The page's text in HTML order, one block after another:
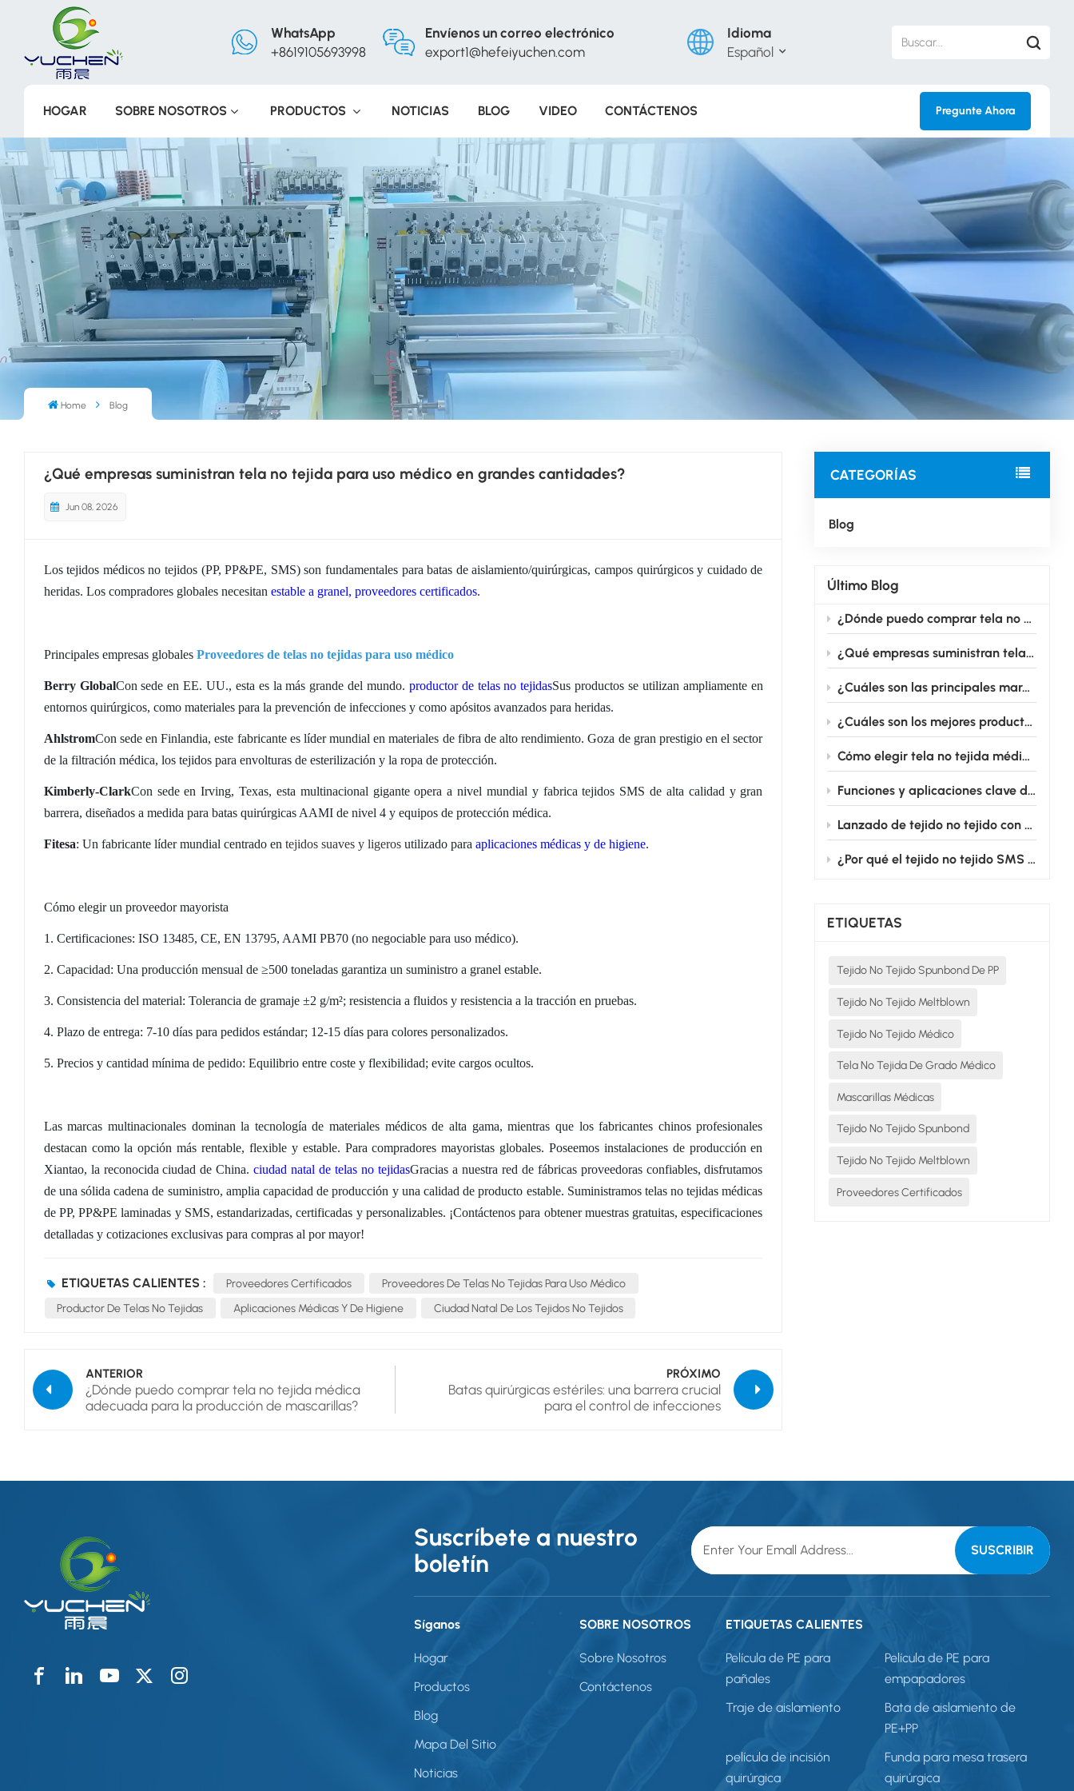
WhatsApp
+8619105693998
Envíenos un correo electrónico
export1@hefeiyuchen.com
Idioma
Español
English
عربي
HOGAR SOBRE NOSOTROS PRODUCTOS NOTICIAS BLOG VIDEO CONTÁCTENOS Pregunte Ahora
Home Blog
CATEGORÍAS
Blog
Último Blog
¿Dónde puedo comprar tela no tejida médica adecuada para la producción de mascarillas?
¿Qué empresas suministran tela no tejida para uso médico en grandes cantidades?
¿Cuáles son las principales marcas que fabrican telas no tejidas para uso médico?
¿Cuáles son los mejores productos de tela no tejida para uso médico destinados a batas quirúrgicas?
Cómo elegir tela no tejida médica para productos médicos desechables
Funciones y aplicaciones clave de los campos quirúrgicos fenestrados cardiovasculares
Lanzado de tejido no tejido con película de PE: Desde el quirófano hasta la cama de enfermería, salvaguardando silenciosamente la seguridad médica.
¿Por qué el tejido no tejido SMS es el estándar de oro para las batas quirúrgicas desechables?
ETIQUETAS
Tejido No Tejido Spunbond De PP
Tejido No Tejido Meltblown
Tejido No Tejido Médico
Tela No Tejida De Grado Médico
Mascarillas Médicas
Tejido No Tejido Spunbond
Tejido No Tejido Meltblown
Proveedores Certificados
¿Qué empresas suministran tela no tejida para uso médico en grandes cantidades?
Jun 08, 2026
Los tejidos médicos no tejidos (PP, PP&PE, SMS) son fundamentales para batas de aislamiento/quirúrgicas, campos quirúrgicos y cuidado de
heridas. Los compradores globales necesitan estable a granel, proveedores certificados.
Principales empresas globales Proveedores de telas no tejidas para uso médico
Berry GlobalCon sede en EE. UU., esta es la más grande del mundo. productor de telas no tejidasSus productos se utilizan ampliamente en
entornos quirúrgicos, como materiales para la prevención de infecciones y como apósitos avanzados para heridas.
AhlstromCon sede en Finlandia, este fabricante es líder mundial en materiales de fibra de alto rendimiento. Goza de gran prestigio en el sector
de la filtración médica, los tejidos para envolturas de esterilización y la ropa de protección.
Kimberly-ClarkCon sede en Irving, Texas, esta multinacional gigante opera a nivel mundial y fabrica tejidos SMS de alta calidad y gran
barrera, diseñados a medida para batas quirúrgicas AAMI de nivel 4 y equipos de protección médica.
Fitesa: Un fabricante líder mundial centrado en tejidos suaves y ligerosutilizado para aplicaciones médicas y de higiene.
Cómo elegir un proveedor mayorista
1. Certificaciones: ISO 13485, CE, EN 13795, AAMI PB70 (no negociable para uso médico).
2. Capacidad: Una producción mensual de ≥500 toneladas garantiza un suministro a granel estable.
3. Consistencia del material: Tolerancia de gramaje ±2 g/m²; resistencia a fluidos y resistencia a la tracción en pruebas.
4. Plazo de entrega: 7-10 días para pedidos estándar; 12-15 días para colores personalizados.
5. Precios y cantidad mínima de pedido: Equilibrio entre coste y flexibilidad; evite cargos ocultos.
Las marcas multinacionales dominan la tecnología de materiales médicos de alta gama, mientras que los fabricantes chinos profesionales
destacan como la opción más rentable, flexible y estable. Para compradores mayoristas globales. Poseemos instalaciones de producción en
Xiantao, la reconocida ciudad de China.ciudad natal detelas no tejidasGracias a nuestra red de fábricas proveedoras confiables, disfrutamos
de una sólida cadena de suministro, amplia capacidad de producción y una calidad de producto estable. Suministramos telas no tejidas médicas
de PP, PP&PE laminadas y SMS, estandarizadas, certificadas y personalizables. ¡Contáctenos para obtener muestras gratuitas, especificaciones
detalladas y cotizaciones exclusivas para compras al por mayor!
ETIQUETAS CALIENTES : Proveedores Certificados
Proveedores De Telas No Tejidas Para Uso Médico
Productor De Telas No Tejidas
Aplicaciones Médicas Y De Higiene Ciudad Natal De Los Tejidos No Tejidos
ANTERIOR
¿Dónde puedo comprar tela no tejida médica
adecuada para la producción de mascarillas?
PRÓXIMO
Batas quirúrgicas estériles: una barrera crucial
para el control de infecciones
Suscríbete a nuestro
boletín
Síganos
Hogar
Productos
Blog
Mapa Del Sitio
Noticias
SOBRE NOSOTROS
Sobre Nosotros
Contáctenos
ETIQUETAS CALIENTES
Película de PE para
pañales
Película de PE para
empapadores
Traje de aislamiento
Bata de aislamiento de
PE+PP
película de incisión
quirúrgica
Funda para mesa trasera
quirúrgica